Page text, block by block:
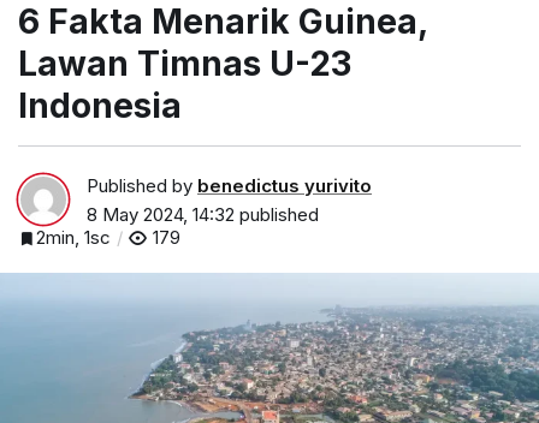
6 Fakta Menarik Guinea,
Lawan Timnas U-23
Indonesia
Published by benedictus yurivito
8 May 2024, 14:32 published
2min, 1sc
179